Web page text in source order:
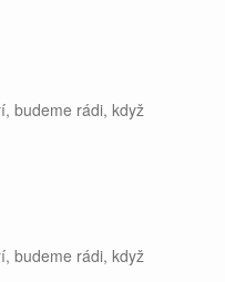
budeme rádi, když
budeme rádi, když